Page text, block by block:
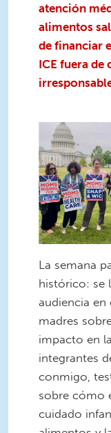
atención
alimentos
de financiar
ICE fuera de
La semana
histórico: se
audiencia en
madres
impacto en
integrantes
conmigo,
sobre cómo
cuidado